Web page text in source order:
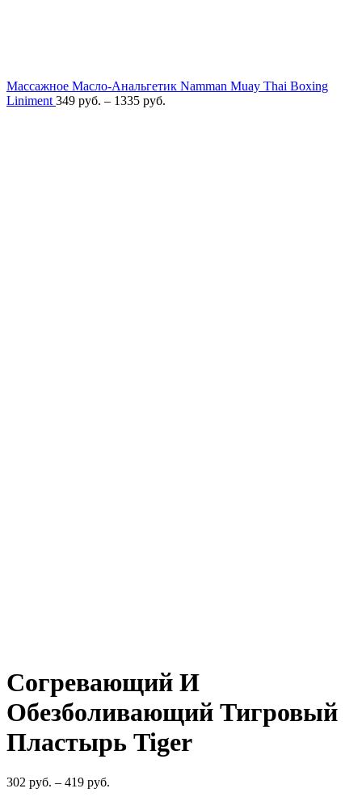
Массажное Масло-Анальгетик Namman Muay Thai Boxing
Liniment 349 руб. – 1335 руб.
Согревающий И
Обезболивающий Тигровый
Пластырь Tiger
302 руб. – 419 руб.